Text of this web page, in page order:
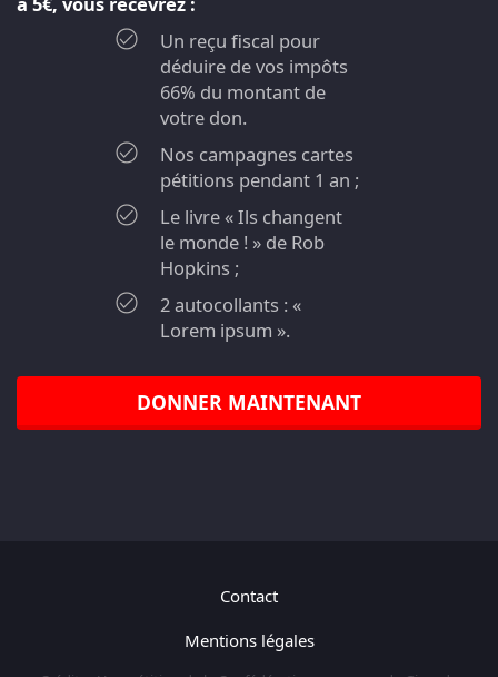
Un reçu fiscal pour
déduire de vos impôts
66% du montant de
votre don.
Nos campagnes cartes
pétitions pendant 1 an ;
Le livre « Ils changent
le monde ! » de Rob
Hopkins ;
2 autocollants : «
Lorem ipsum ».
DONNER MAINTENANT
Contact
Mentions légales